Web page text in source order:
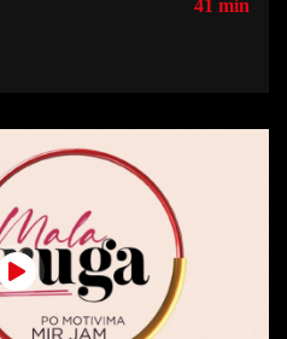
41 min